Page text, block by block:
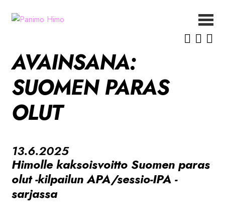
Siirry
Siirry
UUTISET
MEISTÄ
YHTEYSTIEDOT
AVAINSANA:
SUOMEN PARAS
OLUT
13.6.2025
Himolle kaksoisvoitto Suomen paras
olut -kilpailun APA/sessio-IPA -
sarjassa